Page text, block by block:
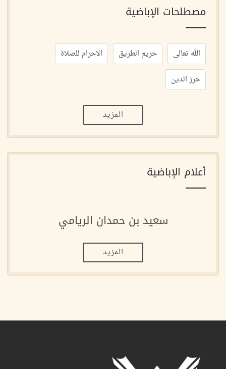
مصطلحات الإباضية
الله تعالى حريم الطريق
الاحرام للصلاة
حرز الدين
المزيد
أعلام الإباضية
سعيد بن حمدان الريامي
المزيد